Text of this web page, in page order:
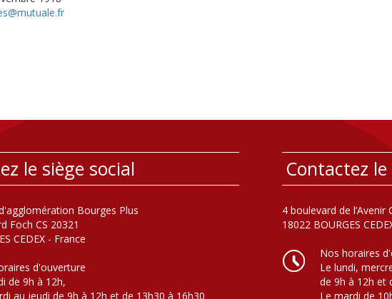
le siège social
Bourges Plus
Foch CS 20321
CEDEX - France
d'ouverture
de 9h à 12h,
au jeudi de 9h à 12h et de 13h30 à 16h30
Contactez
4 boulevard de l’Avenir
18022 BOURGES
Nos horaires
Le lundi,
de 9h à 12h et
Le mardi de